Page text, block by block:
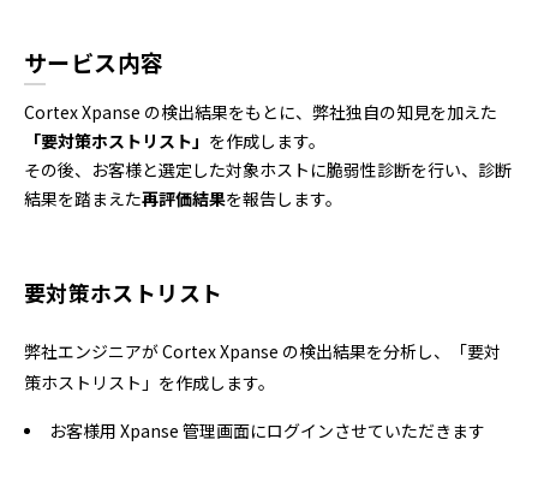
サービス内容
Cortex Xpanse の検出結果をもとに、弊社独自の知見を加えた
「要対策ホストリスト」 を作成します。
その後、お客様と選定した対象ホストに脆弱性診断を行い、診断
結果を踏まえた再評価結果を報告します。
要対策ホストリスト
弊社エンジニアが Cortex Xpanse の検出結果を分析し、「要対
策ホストリスト」を作成します。
お客様用 Xpanse 管理画面にログインさせていただきます